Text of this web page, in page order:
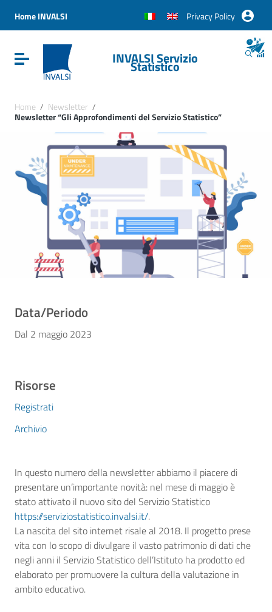
Vai al menu di navigazione
Vai al footer
Home INVALSI Privacy Policy
Attiva / disattiva la navigazioneINVALSI Servizio
Statistico
Home / Newsletter /
Newsletter “Gli Approfondimenti del Servizio Statistico”
Data/Periodo
Dal 2 maggio 2023
Risorse
Registrati
Archivio
In questo numero della newsletter abbiamo il piacere di
presentare un’importante novità: nel mese di maggio è
stato attivato il nuovo sito del Servizio Statistico
https://serviziostatistico.invalsi.it/.
La nascita del sito internet risale al 2018. Il progetto prese
vita con lo scopo di divulgare il vasto patrimonio di dati che
negli anni il Servizio Statistico dell’Istituto ha prodotto ed
elaborato per promuovere la cultura della valutazione in
ambito educativo.